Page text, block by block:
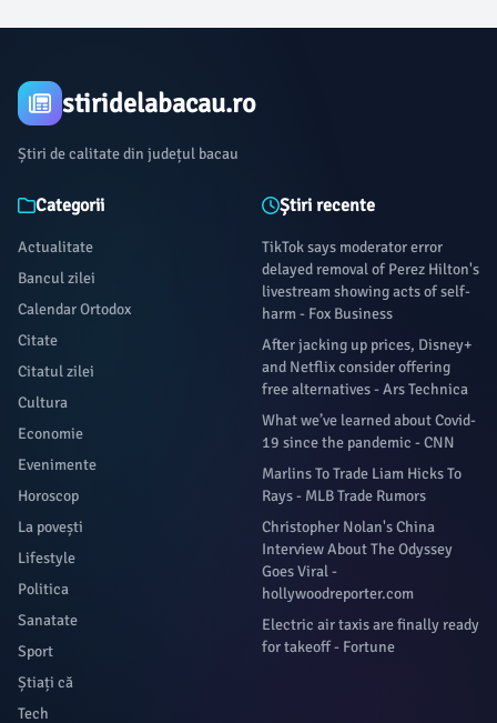
stiridelabacau.ro
Știri de calitate din județul bacau
Categorii
Actualitate
Bancul zilei
Calendar Ortodox
Citate
Citatul zilei
Cultura
Economie
Evenimente
Horoscop
La povești
Lifestyle
Politica
Sanatate
Sport
Știați că
Tech
Știri recente
TikTok says moderator error
delayed removal of Perez Hilton's
livestream showing acts of self-
harm - Fox Business
After jacking up prices, Disney+
and Netflix consider offering
free alternatives - Ars Technica
What we’ve learned about Covid-
19 since the pandemic - CNN
Marlins To Trade Liam Hicks To
Rays - MLB Trade Rumors
Christopher Nolan's China
Interview About The Odyssey
Goes Viral -
hollywoodreporter.com
Electric air taxis are finally ready
for takeoff - Fortune